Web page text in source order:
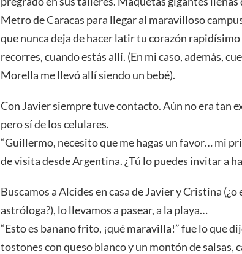
Metro de Caracas para llegar al maravilloso
que nunca deja de hacer latir tu corazón
recorres, cuando estás allí. (En mi caso, además,
Morella me llevó allí siendo un bebé).
Con Javier siempre tuve contacto. Aún no era tan
pero sí de los celulares.
“Guillermo, necesito que me hagas un favor… mi
de visita desde Argentina. ¿Tú lo puedes invitar a
Buscamos a Alcides en casa de Javier y Cristina (¿o
astróloga?), lo llevamos a pasear, a la playa…
“Esto es banano frito, ¡qué maravilla!” fue lo que
tostones con queso blanco y un montón de salsas,